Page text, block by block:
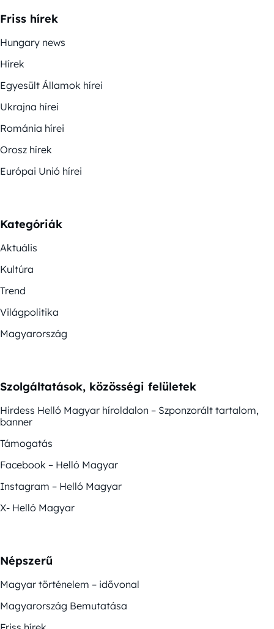
Friss hírek
Hungary news
Hírek
Egyesült Államok hírei
Ukrajna hírei
Románia hírei
Orosz hírek
Európai Unió hírei
Kategóriák
Aktuális
Kultúra
Trend
Világpolitika
Magyarország
Szolgáltatások, közösségi felületek
Hirdess Helló Magyar híroldalon – Szponzorált tartalom,
banner
Támogatás
Facebook – Helló Magyar
Instagram – Helló Magyar
X- Helló Magyar
Népszerű
Magyar történelem – idővonal
Magyarország Bemutatása